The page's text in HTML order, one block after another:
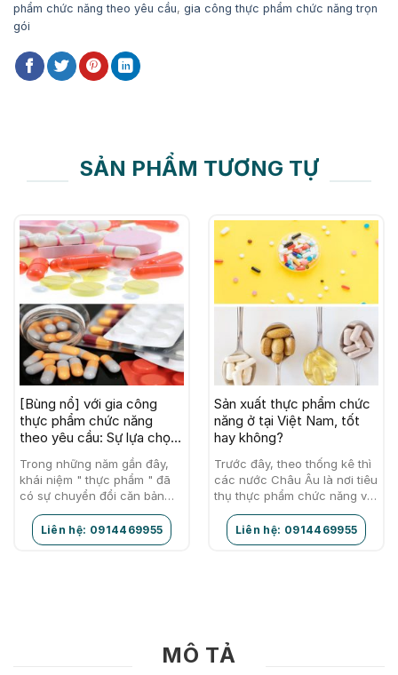
phẩm chức năng theo yêu cầu, gia công thực phẩm chức năng trọn
gói
MÔ TẢ
SẢN PHẨM TƯƠNG TỰ
[Bùng nổ] với gia công
thực phẩm chức năng
theo yêu cầu: Sự lựa chọn
hoàn hảo cho doanh
nghiệp
Trong những năm gần đây,
khái niệm " thực phẩm " đã
có sự chuyển đổi căn bản
đến mức quy cho thực phẩm,
ngoài các đặc tính…
Liên hệ: 0914469955
Sản xuất thực phẩm chức
năng ở tại Việt Nam, tốt
hay không?
Trước đây, theo thống kê thì
các nước Châu Âu là nơi tiêu
thụ thực phẩm chức năng với
số lượng nhất nhất trên khắp
thế giới. Vì…
Liên hệ: 0914469955